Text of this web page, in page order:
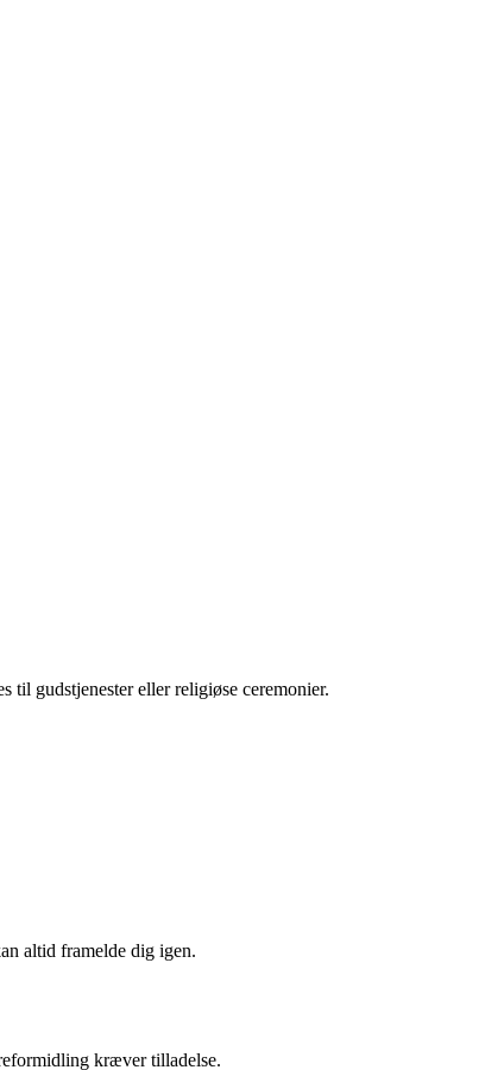
gudstjenester eller religiøse ceremonier.
altid framelde dig igen.
kræver tilladelse.